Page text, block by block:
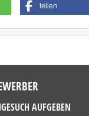
teilen
AUFGEBEN